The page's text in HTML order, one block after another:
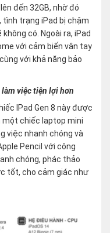
đến 32GB, nhờ đó
trạng iPad bị chậm
có. Ngoài ra, iPad
với cảm biến vân tay
với khả năng bảo
việc tiện lợi hơn
IPad Gen 8 này được
chiếc laptop mini
việc nhanh chóng và
Pencil với công
chóng, phác thảo
tốt, cho cảm giác như